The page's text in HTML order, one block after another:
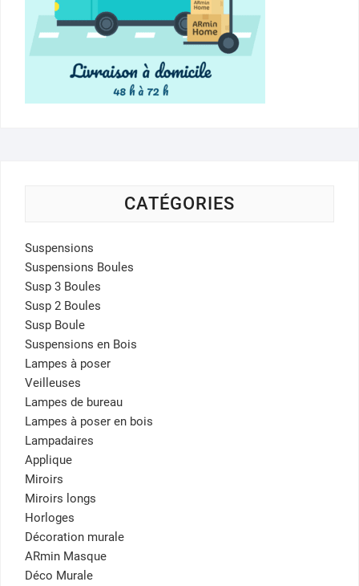
CATÉGORIES
Suspensions
Suspensions Boules
Susp 3 Boules
Susp 2 Boules
Susp Boule
Suspensions en Bois
Lampes à poser
Veilleuses
Lampes de bureau
Lampes à poser en bois
Lampadaires
Applique
Miroirs
Miroirs longs
Horloges
Décoration murale
ARmin Masque
Déco Murale